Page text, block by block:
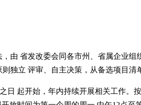
，由 省发改委会同各市州、省属企业
独立 评审、自主决策，从备选项目
日 起开始，年内持续开展相关工作